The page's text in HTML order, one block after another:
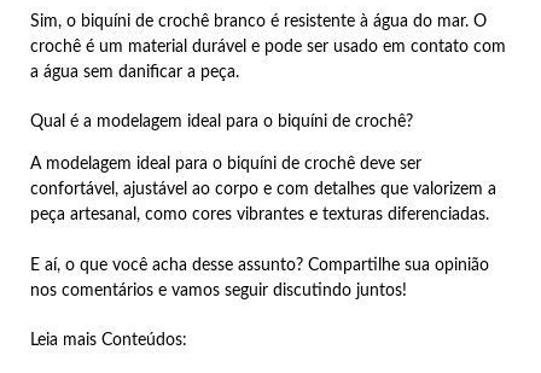
Sim, o biquíni de crochê branco é resistente à água do mar. O
crochê é um material durável e pode ser usado em contato com
a água sem danificar a peça.
Qual é a modelagem ideal para o biquíni de crochê?
A modelagem ideal para o biquíni de crochê deve ser
confortável, ajustável ao corpo e com detalhes que valorizem a
peça artesanal, como cores vibrantes e texturas diferenciadas.
E aí, o que você acha desse assunto? Compartilhe sua opinião
nos comentários e vamos seguir discutindo juntos!
Leia mais Conteúdos: